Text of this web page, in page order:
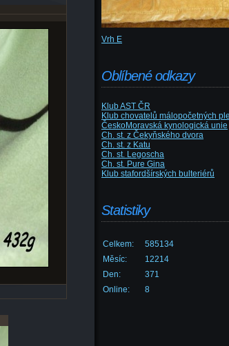
Vrh E
Oblíbené odkazy
Klub AST ČR
Klub chovatelů málopočetných
ČeskoMoravská kynologická unie
Ch. st. z Čekyňského dvora
Ch. st. z Katu
Ch. st. Legoscha
Ch. st. Pure Gina
Klub stafordšírských bulteriérů
Statistiky
Online: 8
Celkem:
585134
Měsíc:
12214
Den:
371